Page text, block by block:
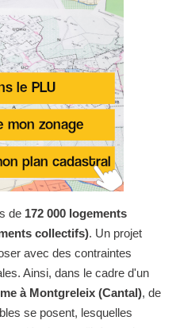
de 172 000 logements
collectifs). Un projet
avec des contraintes
Ainsi, dans le cadre d'un
à Montgreleix (Cantal), de
se posent, lesquelles